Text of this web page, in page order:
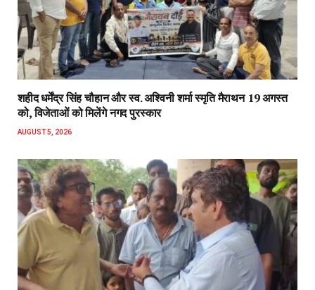
शहीद धर्मेंद्र सिंह चौहान और स्व. अश्विनी शर्मा स्मृति मैराथन 19 अगस्त
को, विजेताओं को मिलेंगे नगद पुरस्कार
AUGUST 5, 2026